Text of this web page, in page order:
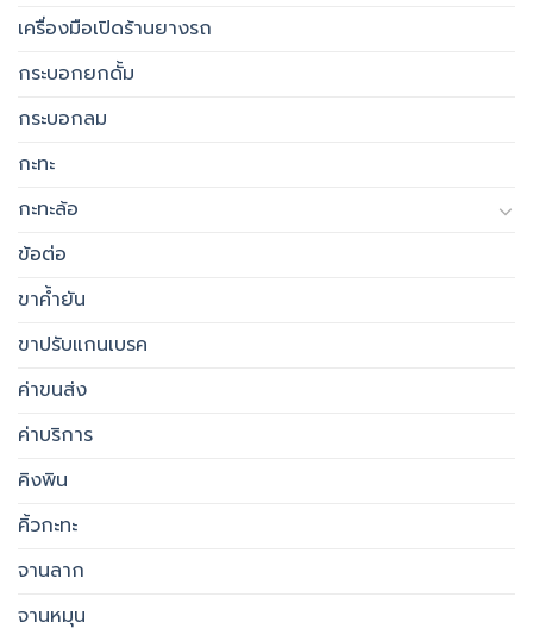
เครื่องมือเปิดร้านยางรถ
กระบอกยกดั้ม
กระบอกลม
กะทะ
กะทะล้อ
ข้อต่อ
ขาค้ำยัน
ขาปรับแกนเบรค
ค่าขนส่ง
ค่าบริการ
คิงพิน
คิ้วกะทะ
จานลาก
จานหมุน